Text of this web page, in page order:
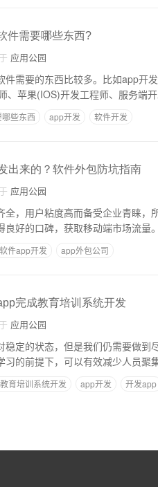
件需要哪些东西?
应用公园
件需要的东西比较多。比如app开
、苹果(IOS)开发工程师、服务端
些东西 app开发 软件开发
出来的？软件外包防坑指南
应用公园
全，用户粘度高而备受企业青睐
良好的口碑，获取移动端市场流
软件app开发 app外包公司
完成教育培训系统开发
应用公园
稳定的状态，但是我们仍需要做
育培训系统开发 app开发 开发app